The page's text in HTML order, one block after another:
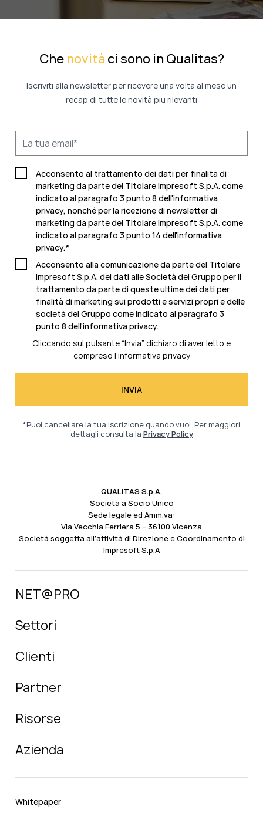
Che novità ci sono in Qualitas?
Iscriviti alla newsletter per ricevere una volta al mese un
recap di tutte le novità più rilevanti
Acconsento al trattamento dei dati per finalità di
marketing da parte del Titolare Impresoft S.p.A. come
indicato al paragrafo 3 punto 8 dell'informativa
privacy, nonché per la ricezione di newsletter di
marketing da parte del Titolare Impresoft S.p.A. come
indicato al paragrafo 3 punto 14 dell'informativa
privacy.*
Acconsento alla comunicazione da parte del Titolare
Impresoft S.p.A. dei dati alle Società del Gruppo per il
trattamento da parte di queste ultime dei dati per
finalità di marketing sui prodotti e servizi propri e delle
società del Gruppo come indicato al paragrafo 3
punto 8 dell'informativa privacy.
Cliccando sul pulsante “Invia” dichiaro di aver letto e
compreso l’informativa privacy
*Puoi cancellare la tua iscrizione quando vuoi. Per maggiori
dettagli consulta la Privacy Policy
QUALITAS S.p.A.
Società a Socio Unico
Sede legale ed Amm.va:
Via Vecchia Ferriera 5 – 36100 Vicenza
Società soggetta all’attività di Direzione e Coordinamento di
Impresoft S.p.A
NET@PRO
Settori
Clienti
Partner
Risorse
Azienda
Whitepaper